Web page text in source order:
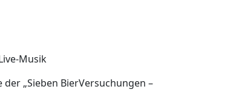
Musik
„Sieben BierVersuchungen –